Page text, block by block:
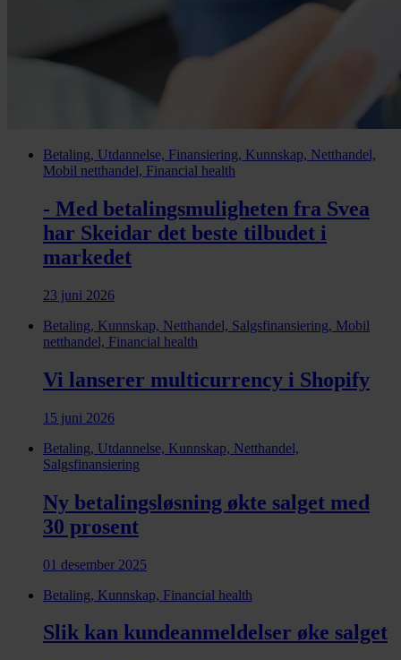
Betaling, Utdannelse, Finansiering, Kunnskap, Netthandel,
Mobil netthandel, Financial health
- Med betalingsmuligheten fra Svea
har Skeidar det beste tilbudet i
markedet
23 juni 2026
Betaling, Kunnskap, Netthandel, Salgsfinansiering, Mobil
netthandel, Financial health
Vi lanserer multicurrency i Shopify
15 juni 2026
Betaling, Utdannelse, Kunnskap, Netthandel,
Salgsfinansiering
Ny betalingsløsning økte salget med
30 prosent
01 desember 2025
Betaling, Kunnskap, Financial health
Slik kan kundeanmeldelser øke salget